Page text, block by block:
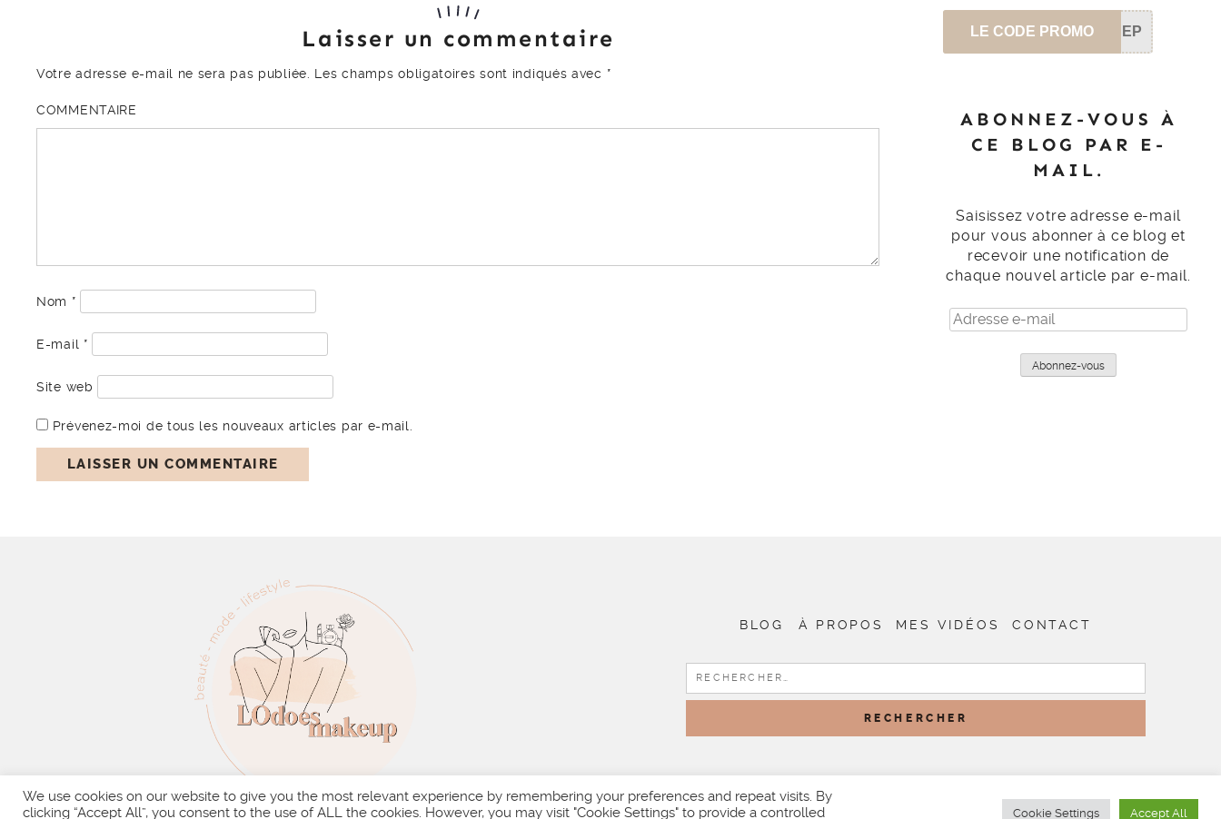
Laisser un commentaire
Votre adresse e-mail ne sera pas publiée. Les champs obligatoires sont indiqués avec *
COMMENTAIRE
Nom *
E-mail *
Site web
Prévenez-moi de tous les nouveaux articles par e-mail.
LE CODE PROMO SEP
ABONNEZ-VOUS À
CE BLOG PAR E-
MAIL.
Saisissez votre adresse e-mail
pour vous abonner à ce blog et
recevoir une notification de
chaque nouvel article par e-mail.
Adresse
e-
Abonnez-vous
BLOG À PROPOS MES VIDÉOS CONTACT
RECHERCHER :
We use cookies on our website to give you the most relevant experience by remembering your preferences and repeat visits. By
clicking “Accept All”, you consent to the use of ALL the cookies. However, you may visit "Cookie Settings" to provide a controlled
Cookie Settings Accept All